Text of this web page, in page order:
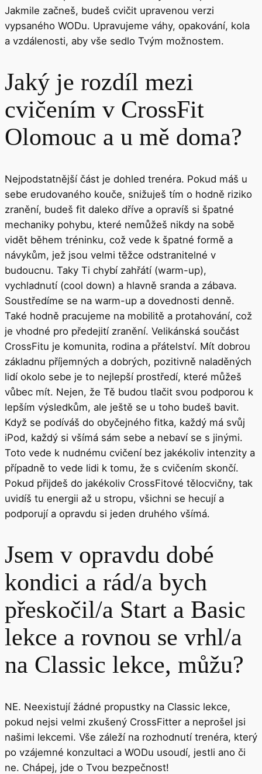
Jakmile začneš, budeš cvičit upravenou verzi
vypsaného WODu. Upravujeme váhy, opakování, kola
a vzdálenosti, aby vše sedlo Tvým možnostem.
Jaký je rozdíl mezi
cvičením v CrossFit
Olomouc a u mě doma?
Nejpodstatnější část je dohled trenéra. Pokud máš u
sebe erudovaného kouče, snižuješ tím o hodně riziko
zranění, budeš fit daleko dříve a opravíš si špatné
mechaniky pohybu, které nemůžeš nikdy na sobě
vidět během tréninku, což vede k špatné formě a
návykům, jež jsou velmi těžce odstranitelné v
budoucnu. Taky Ti chybí zahřátí (warm-up),
vychladnutí (cool down) a hlavně sranda a zábava.
Soustředíme se na warm-up a dovednosti denně.
Také hodně pracujeme na mobilitě a protahování, což
je vhodné pro předejití zranění. Velikánská součást
CrossFitu je komunita, rodina a přátelství. Mít dobrou
základnu příjemných a dobrých, pozitivně naladěných
lidí okolo sebe je to nejlepší prostředí, které můžeš
vůbec mít. Nejen, že Tě budou tlačit svou podporou k
lepším výsledkům, ale ještě se u toho budeš bavit.
Když se podíváš do obyčejného fitka, každý má svůj
iPod, každý si všímá sám sebe a nebaví se s jinými.
Toto vede k nudnému cvičení bez jakékoliv intenzity a
případně to vede lidi k tomu, že s cvičením skončí.
Pokud přijdeš do jakékoliv CrossFitové tělocvičny, tak
uvidíš tu energii až u stropu, všichni se hecují a
podporují a opravdu si jeden druhého všímá.
Jsem v opravdu dobé
kondici a rád/a bych
přeskočil/a Start a Basic
lekce a rovnou se vrhl/a
na Classic lekce, můžu?
NE. Neexistují žádné propustky na Classic lekce,
pokud nejsi velmi zkušený CrossFitter a neprošel jsi
našimi lekcemi. Vše záleží na rozhodnutí trenéra, který
po vzájemné konzultaci a WODu usoudí, jestli ano či
ne. Chápej, jde o Tvou bezpečnost!